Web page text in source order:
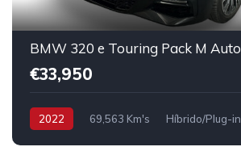
BMW 320 e Touring Pack M Auto
€33,950
2022 69,563 Km's Híbrido/Plug-in